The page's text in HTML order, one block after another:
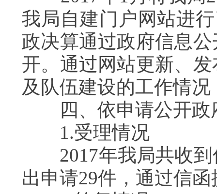
我局自建门户网站进
政决算通过政府信息
开。通过网站更新、
及队伍建设的工作情
四、依申请公开政
1.受理情况
2017年我局共收到
出申请29件，通过信